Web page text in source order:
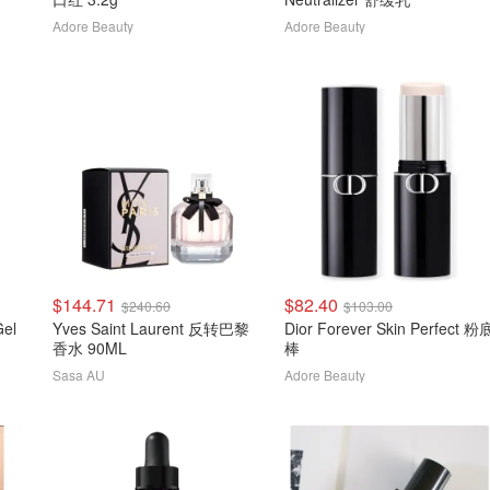
Adore Beauty Adore Beauty
$144.71 $240.60
Yves Saint Laurent 反转巴黎
香水 90ML
Sasa AU
$82.40 $103.00
Dior Forever Skin Perfect 粉
棒
Adore Beauty